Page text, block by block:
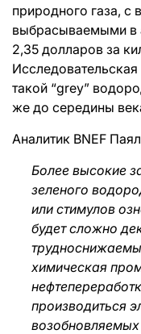
природного газа, с
выбрасываемыми в
2,35 долларов за
такой “grey”
же до середины
Аналитик BNEF
Более высокие
зеленого
или стимулов
будет сложно
химическая
производиться
возобновляемых